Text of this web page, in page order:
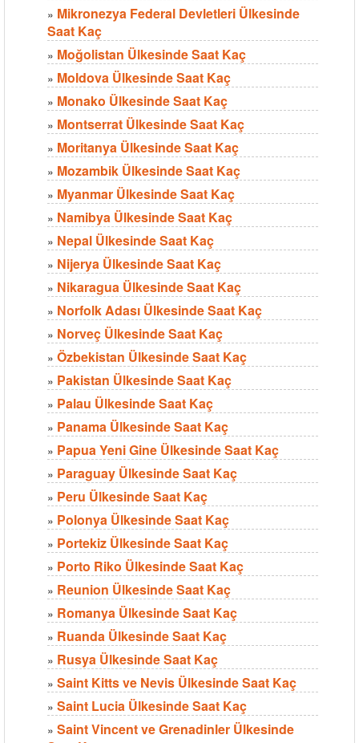
» Mikronezya Federal Devletleri Ülkesinde
Saat Kaç
» Moğolistan Ülkesinde Saat Kaç
» Moldova Ülkesinde Saat Kaç
» Monako Ülkesinde Saat Kaç
» Montserrat Ülkesinde Saat Kaç
» Moritanya Ülkesinde Saat Kaç
» Mozambik Ülkesinde Saat Kaç
» Myanmar Ülkesinde Saat Kaç
» Namibya Ülkesinde Saat Kaç
» Nepal Ülkesinde Saat Kaç
» Nijerya Ülkesinde Saat Kaç
» Nikaragua Ülkesinde Saat Kaç
» Norfolk Adası Ülkesinde Saat Kaç
» Norveç Ülkesinde Saat Kaç
» Özbekistan Ülkesinde Saat Kaç
» Pakistan Ülkesinde Saat Kaç
» Palau Ülkesinde Saat Kaç
» Panama Ülkesinde Saat Kaç
» Papua Yeni Gine Ülkesinde Saat Kaç
» Paraguay Ülkesinde Saat Kaç
» Peru Ülkesinde Saat Kaç
» Polonya Ülkesinde Saat Kaç
» Portekiz Ülkesinde Saat Kaç
» Porto Riko Ülkesinde Saat Kaç
» Reunion Ülkesinde Saat Kaç
» Romanya Ülkesinde Saat Kaç
» Ruanda Ülkesinde Saat Kaç
» Rusya Ülkesinde Saat Kaç
» Saint Kitts ve Nevis Ülkesinde Saat Kaç
» Saint Lucia Ülkesinde Saat Kaç
» Saint Vincent ve Grenadinler Ülkesinde